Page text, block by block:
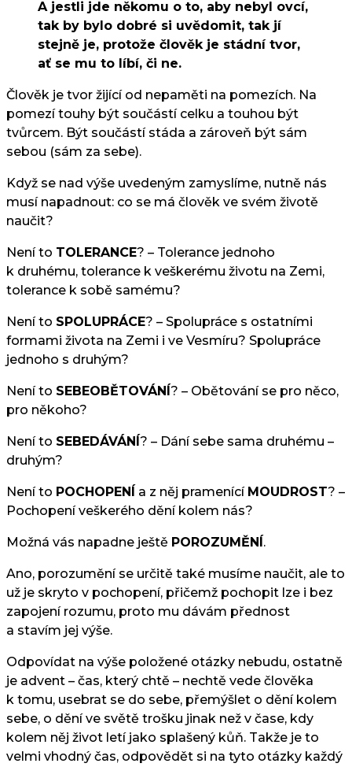
A jestli jde někomu o to, aby nebyl ovcí,
tak by bylo dobré si uvědomit, tak jí
stejně je, protože člověk je stádní tvor,
ať se mu to líbí, či ne.
Člověk je tvor žijící od nepaměti na pomezích. Na
pomezí touhy být součástí celku a touhou být
tvůrcem. Být součástí stáda a zároveň být sám
sebou (sám za sebe).
Když se nad výše uvedeným zamyslíme, nutně nás
musí napadnout: co se má člověk ve svém životě
naučit?
Není to TOLERANCE? – Tolerance jednoho
k druhému, tolerance k veškerému životu na Zemi,
tolerance k sobě samému?
Není to SPOLUPRÁCE? – Spolupráce s ostatními
formami života na Zemi i ve Vesmíru? Spolupráce
jednoho s druhým?
Není to SEBEOBĚTOVÁNÍ ? – Obětování se pro něco,
pro někoho?
Není to SEBEDÁVÁNÍ ? – Dání sebe sama druhému –
druhým?
Není to POCHOPENÍ a z něj pramenící MOUDROST? –
Pochopení veškerého dění kolem nás?
Možná vás napadne ještě POROZUMĚNÍ .
Ano, porozumění se určitě také musíme naučit, ale to
už je skryto v pochopení, přičemž pochopit lze i bez
zapojení rozumu, proto mu dávám přednost
a stavím jej výše.
Odpovídat na výše položené otázky nebudu, ostatně
je advent – čas, který chtě – nechtě vede člověka
k tomu, usebrat se do sebe, přemýšlet o dění kolem
sebe, o dění ve světě trošku jinak než v čase, kdy
kolem něj život letí jako splašený kůň. Takže je to
velmi vhodný čas, odpovědět si na tyto otázky každý